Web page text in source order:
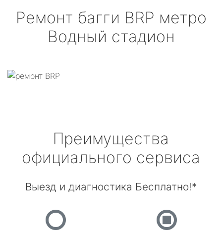
Ремонт багги BRP метро
Водный стадион
Преимущества
официального сервиса
Выезд и диагностика Бесплатно!*